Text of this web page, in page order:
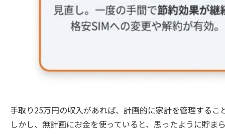
手取り25万円の収入があれば、計画的に家計を管理する
しかし、無計画にお金を使っていると、思ったように貯ま